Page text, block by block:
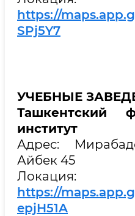
https://
SPj5Y7
УЧЕБНЫЕ
Ташкентский
институт
Адрес:
Айбек 45
Локация:
https://
epjH51A